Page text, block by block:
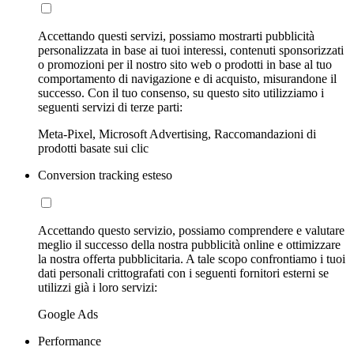
Accettando questi servizi, possiamo mostrarti pubblicità
personalizzata in base ai tuoi interessi, contenuti sponsorizzati
o promozioni per il nostro sito web o prodotti in base al tuo
comportamento di navigazione e di acquisto, misurandone il
successo. Con il tuo consenso, su questo sito utilizziamo i
seguenti servizi di terze parti:
Meta-Pixel, Microsoft Advertising, Raccomandazioni di
prodotti basate sui clic
Conversion tracking esteso
Accettando questo servizio, possiamo comprendere e valutare
meglio il successo della nostra pubblicità online e ottimizzare
la nostra offerta pubblicitaria. A tale scopo confrontiamo i tuoi
dati personali crittografati con i seguenti fornitori esterni se
utilizzi già i loro servizi:
Google Ads
Performance